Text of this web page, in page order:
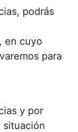
podrás
en cuyo
para
y por
situación